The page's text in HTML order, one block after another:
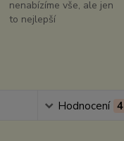
nenabízíme vše, ale jen
to nejlepší
Hodnocení 4